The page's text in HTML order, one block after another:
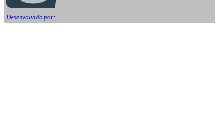
Desenvolvido por: